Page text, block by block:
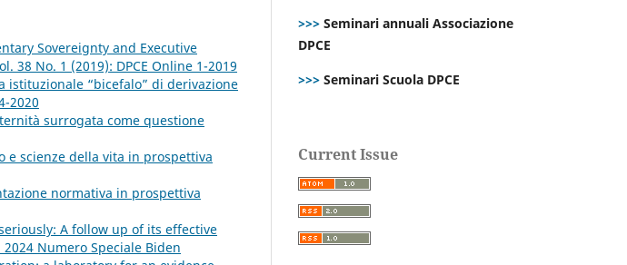
Sovereignty and Executive
38 No. 1 (2019): DPCE Online 1-2019
istituzionale “bicefalo” di derivazione
2020
surrogata come questione
scienze della vita in prospettiva
normativa in prospettiva
A follow up of its effective
2024 Numero Speciale Biden
>>> Seminari annuali Associazione
DPCE
>>> Seminari Scuola DPCE
Current Issue